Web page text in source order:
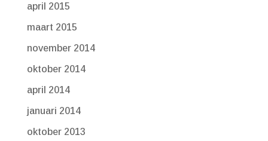
april 2015
maart 2015
november 2014
oktober 2014
april 2014
januari 2014
oktober 2013